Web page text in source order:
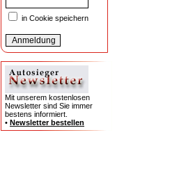
in Cookie speichern
Mit unserem kostenlosen
Newsletter sind Sie immer
bestens informiert.
• Newsletter bestellen